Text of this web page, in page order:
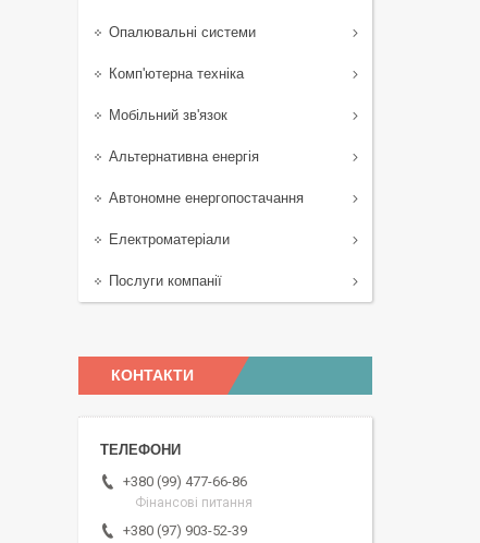
Опалювальні системи
Комп'ютерна техніка
Мобільний зв'язок
Альтернативна енергія
Автономне енергопостачання
Електроматеріали
Послуги компанії
КОНТАКТИ
+380 (99) 477-66-86
Фінансові питання
+380 (97) 903-52-39